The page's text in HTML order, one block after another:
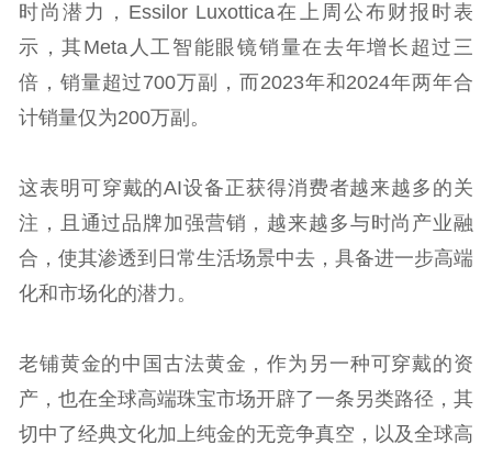
时尚潜力，Essilor Luxottica在上周公布财报时表
示，其Meta人工智能眼镜销量在去年增长超过三
倍，销量超过700万副，而2023年和2024年两年合
计销量仅为200万副。
这表明可穿戴的AI设备正获得消费者越来越多的关
注，且通过品牌加强营销，越来越多与时尚产业融
合，使其渗透到日常生活场景中去，具备进一步高端
化和市场化的潜力。
老铺黄金的中国古法黄金，作为另一种可穿戴的资
产，也在全球高端珠宝市场开辟了一条另类路径，其
切中了经典文化加上纯金的无竞争真空，以及全球高